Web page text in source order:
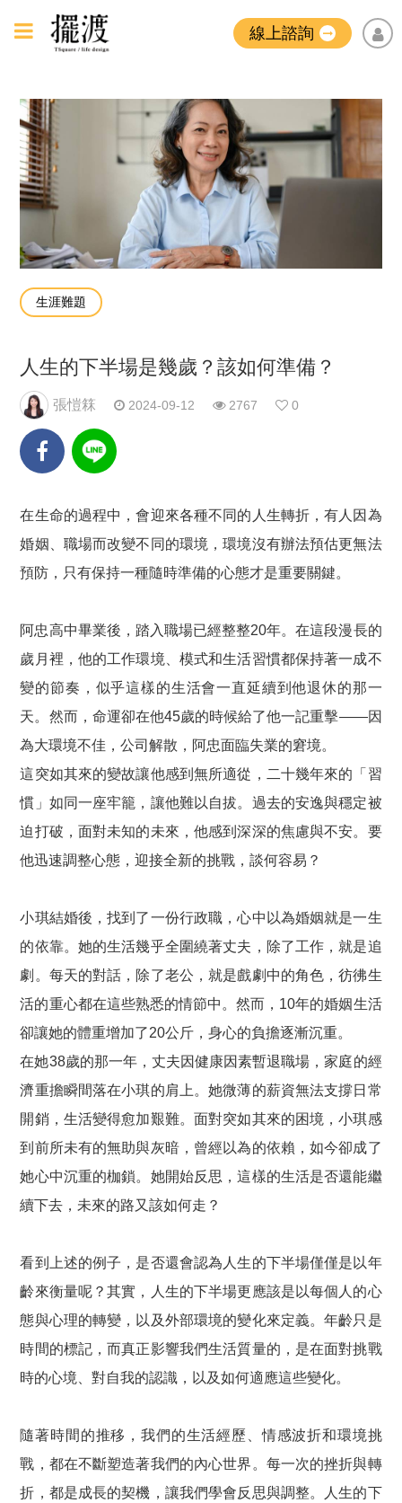
線上諮詢
生涯難題
人生的下半場是幾歲？該如何準備？
張愷箖 2024-09-12 2767 0
在生命的過程中，會迎來各種不同的人生轉折，有人因為
婚姻、職場而改變不同的環境，環境沒有辦法預估更無法
預防，只有保持一種隨時準備的心態才是重要關鍵。
阿忠高中畢業後，踏入職場已經整整20年。在這段漫長的
歲月裡，他的工作環境、模式和生活習慣都保持著一成不
變的節奏，似乎這樣的生活會一直延續到他退休的那一
天。然而，命運卻在他45歲的時候給了他一記重擊——因
為大環境不佳，公司解散，阿忠面臨失業的窘境。
這突如其來的變故讓他感到無所適從，二十幾年來的「習
慣」如同一座牢籠，讓他難以自拔。過去的安逸與穩定被
迫打破，面對未知的未來，他感到深深的焦慮與不安。要
他迅速調整心態，迎接全新的挑戰，談何容易？
小琪結婚後，找到了一份行政職，心中以為婚姻就是一生
的依靠。她的生活幾乎全圍繞著丈夫，除了工作，就是追
劇。每天的對話，除了老公，就是戲劇中的角色，彷彿生
活的重心都在這些熟悉的情節中。然而，10年的婚姻生活
卻讓她的體重增加了20公斤，身心的負擔逐漸沉重。
在她38歲的那一年，丈夫因健康因素暫退職場，家庭的經
濟重擔瞬間落在小琪的肩上。她微薄的薪資無法支撐日常
開銷，生活變得愈加艱難。面對突如其來的困境，小琪感
到前所未有的無助與灰暗，曾經以為的依賴，如今卻成了
她心中沉重的枷鎖。她開始反思，這樣的生活是否還能繼
續下去，未來的路又該如何走？
看到上述的例子，是否還會認為人生的下半場僅僅是以年
齡來衡量呢？其實，人生的下半場更應該是以每個人的心
態與心理的轉變，以及外部環境的變化來定義。年齡只是
時間的標記，而真正影響我們生活質量的，是在面對挑戰
時的心境、對自我的認識，以及如何適應這些變化。
隨著時間的推移，我們的生活經歷、情感波折和環境挑
戰，都在不斷塑造著我們的內心世界。每一次的挫折與轉
折，都是成長的契機，讓我們學會反思與調整。人生的下